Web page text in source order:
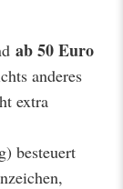
ab 50 Euro
anderes
extra
besteuert